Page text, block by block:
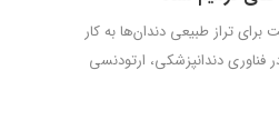
تراز طبیعی دندان‌ها به کار
فناوری دندانپزشکی، ارتودنسی